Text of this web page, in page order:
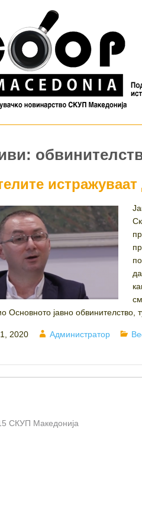
Основното јавно обвинителство,
2020 Author
Администратор
СКУП Македонија